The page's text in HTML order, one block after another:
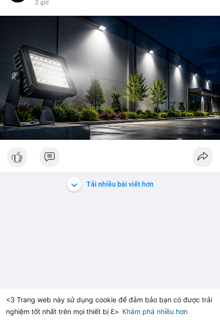
<3 Trang web này sử dụng cookie để đảm bảo bạn có được trải
nghiệm tốt nhất trên mọi thiết bị ℇ> Khám phá nhiều hơn
$1,913.98 +1.26% Solana $73.39 -1.23%
2 giờ
Tải nhiều bài viết hơn